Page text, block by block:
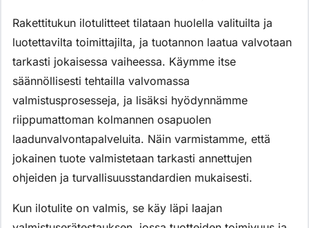
Rakettitukun ilotulitteet tilataan huolella valituilta ja
luotettavilta toimittajilta, ja tuotannon laatua valvotaan
tarkasti jokaisessa vaiheessa. Käymme itse
säännöllisesti tehtailla valvomassa
valmistusprosesseja, ja lisäksi hyödynnämme
riippumattoman kolmannen osapuolen
laadunvalvontapalveluita. Näin varmistamme, että
jokainen tuote valmistetaan tarkasti annettujen
ohjeiden ja turvallisuusstandardien mukaisesti.
Kun ilotulite on valmis, se käy läpi laajan